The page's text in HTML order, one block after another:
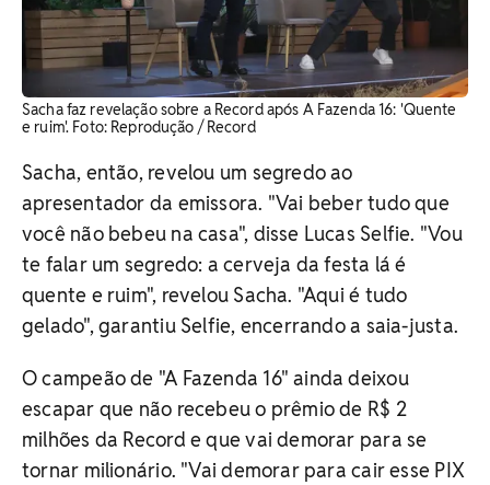
Sacha faz revelação sobre a Record após A Fazenda 16: 'Quente
e ruim'. Foto: Reprodução / Record
Sacha, então, revelou um segredo ao
apresentador da emissora. "Vai beber tudo que
você não bebeu na casa", disse Lucas Selfie. "Vou
te falar um segredo: a cerveja da festa lá é
quente e ruim", revelou Sacha. "Aqui é tudo
gelado", garantiu Selfie, encerrando a saia-justa.
O campeão de "A Fazenda 16" ainda deixou
escapar que não recebeu o prêmio de R$ 2
milhões da Record e que vai demorar para se
tornar milionário. "Vai demorar para cair esse PIX